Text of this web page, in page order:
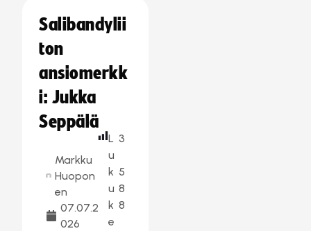
Salibandylii
ton
ansiomerkk
i: Jukka
Seppälä
Markku
Huopon
en
07.07.2
026
L
u
k
u
k
e
3
5
8
8